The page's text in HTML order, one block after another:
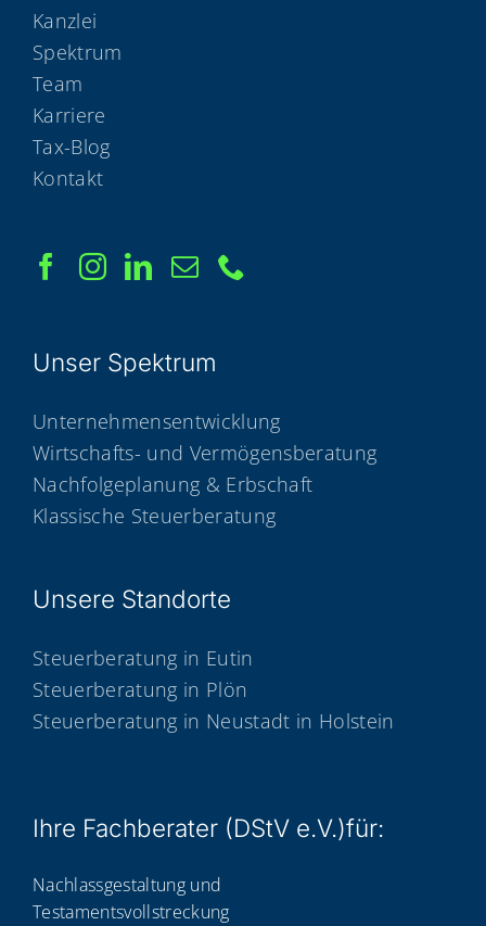
Kanzlei
Spektrum
Team
Karriere
Tax-Blog
Kontakt
Unser Spek­trum
Unternehmensentwicklung
Wirtschafts- und Vermögensberatung
Nachfolgeplanung & Erbschaft
Klassische Steuerberatung
Unse­re Standorte
Steuerberatung in Eutin
Steuerberatung in Plön
Steuerberatung in Neustadt in Holstein
Ihre Fach­be­ra­ter (DStV e.V.)für:
Nachlassgestaltung und
Testamentsvollstreckung